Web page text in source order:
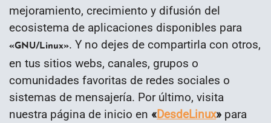
mejoramiento, crecimiento y difusión del
ecosistema de aplicaciones disponibles para
«GNU/Linux». Y no dejes de compartirla con otros,
en tus sitios webs, canales, grupos o
comunidades favoritas de redes sociales o
sistemas de mensajería. Por último, visita
nuestra página de inicio en «DesdeLinux» para